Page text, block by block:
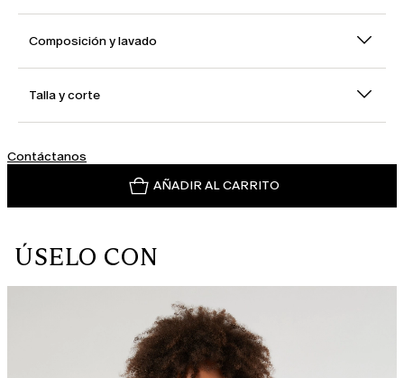
Composición y lavado
Talla y corte
Contáctanos
AÑADIR AL CARRITO
ÚSELO CON